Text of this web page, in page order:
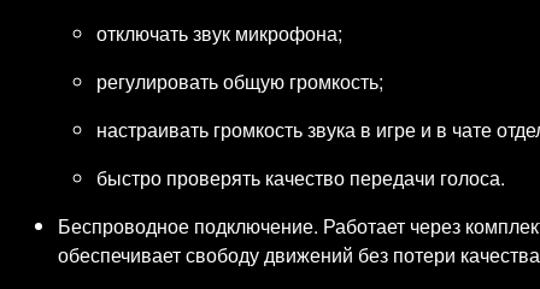
отключать звук микрофона;
регулировать общую громкость;
настраивать громкость звука в игре и в чате
быстро проверять качество передачи голоса.
Беспроводное подключение. Работает через
обеспечивает свободу движений без потери